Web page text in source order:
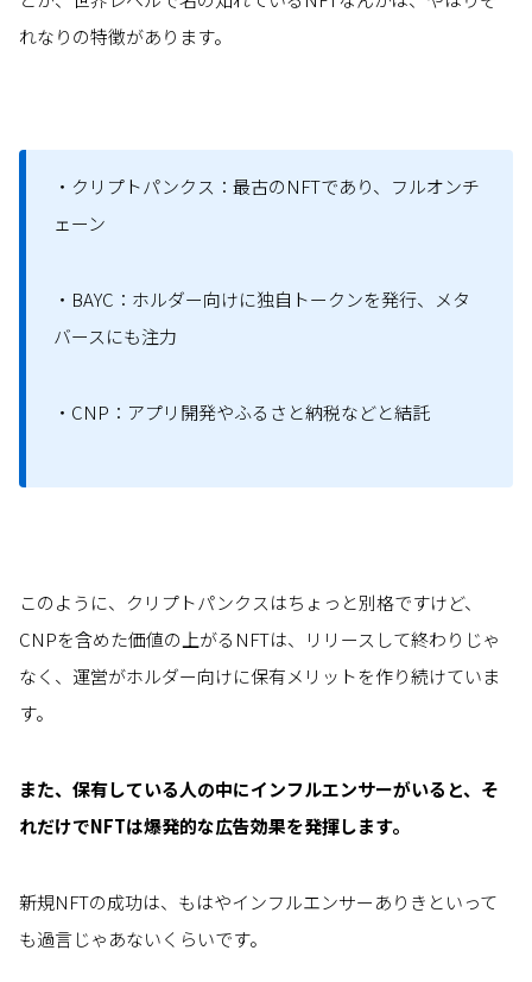
れなりの特徴があります。
・クリプトパンクス：最古のNFTであり、フルオンチ
ェーン
・BAYC：ホルダー向けに独自トークンを発行、メタ
バースにも注力
・CNP：アプリ開発やふるさと納税などと結託
このように、クリプトパンクスはちょっと別格ですけど、
CNPを含めた価値の上がるNFTは、リリースして終わりじゃ
なく、運営がホルダー向けに保有メリットを作り続けていま
す。
また、保有している人の中にインフルエンサーがいると、そ
れだけでNFTは爆発的な広告効果を発揮します。
新規NFTの成功は、もはやインフルエンサーありきといって
も過言じゃあないくらいです。